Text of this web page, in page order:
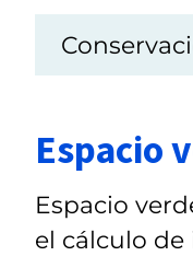
Espacio
Espacio
el cálculo